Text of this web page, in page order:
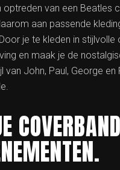
optreden van een
aan passende
je te kleden in
en maak je de
van John, Paul, George